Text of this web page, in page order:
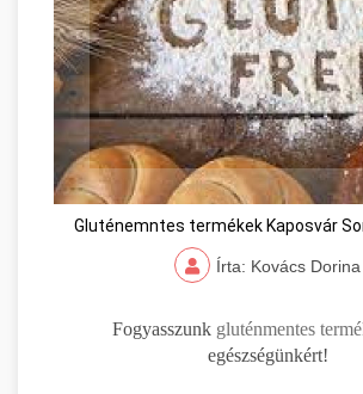
Gluténemntes termékek Kaposvár
Írta: Kovács Dorina
Fogyasszunk gluténmentes
egészségünkért!